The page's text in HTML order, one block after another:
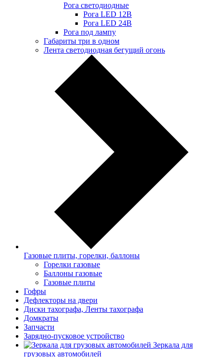
Рога светодиодные
Рога LED 12В
Рога LED 24В
Рога под лампу
Габариты три в одном
Лента светодиодная бегущий огонь
Газовые плиты, горелки, баллоны
Горелки газовые
Баллоны газовые
Газовые плиты
Гофры
Дефлекторы на двери
Диски тахографа, Ленты тахографа
Домкраты
Запчасти
Зарядно-пусковое устройство
Зеркала для
грузовых автомобилей